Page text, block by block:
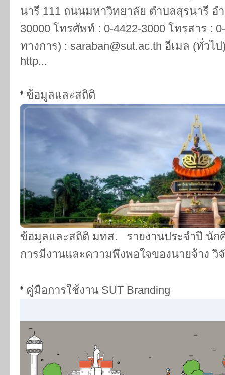
นารี 111 ถนนมหาวิทยาลัย ตำบลสุรนารี อ
30000 โทรศัพท์ : 0-4422-3000 โทรสาร :
ทางการ) : saraban@sut.ac.th อีเมล (ทั่วไ
http...
ข้อมูลและสถิติ
ข้อมูลและสถิติ มทส. รายงานประจำปี นัก
การมีงานและความพึงพอใจของนายจ้าง วิ
คู่มือการใช้งาน SUT Branding